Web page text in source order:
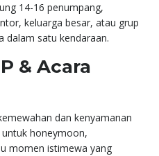
14-16 penumpang,
keluarga besar, atau grup
dalam satu kendaraan.
& Acara
dan kenyamanan
honeymoon,
momen istimewa yang